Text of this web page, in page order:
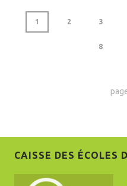
1 2 3
8
CAISSE DES ÉCOLES